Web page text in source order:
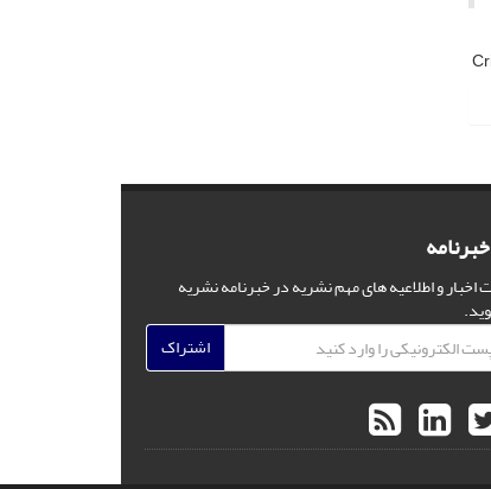
اخبار و اطلاعیه های مهم نشریه در خبرنامه نشریه
اشتراک